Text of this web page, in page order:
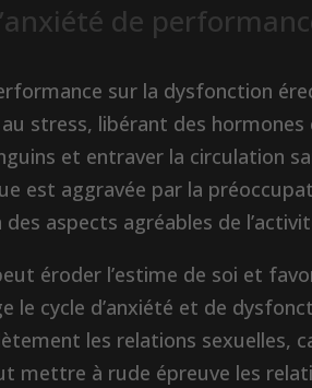
de
sur la dysfonction
stress, libérant des hormones
et entraver la circulation
est aggravée par la
aspects agréables de
éroder l’estime de soi et
le cycle d’anxiété et de
les relations sexuelles,
mettre à rude épreuve les